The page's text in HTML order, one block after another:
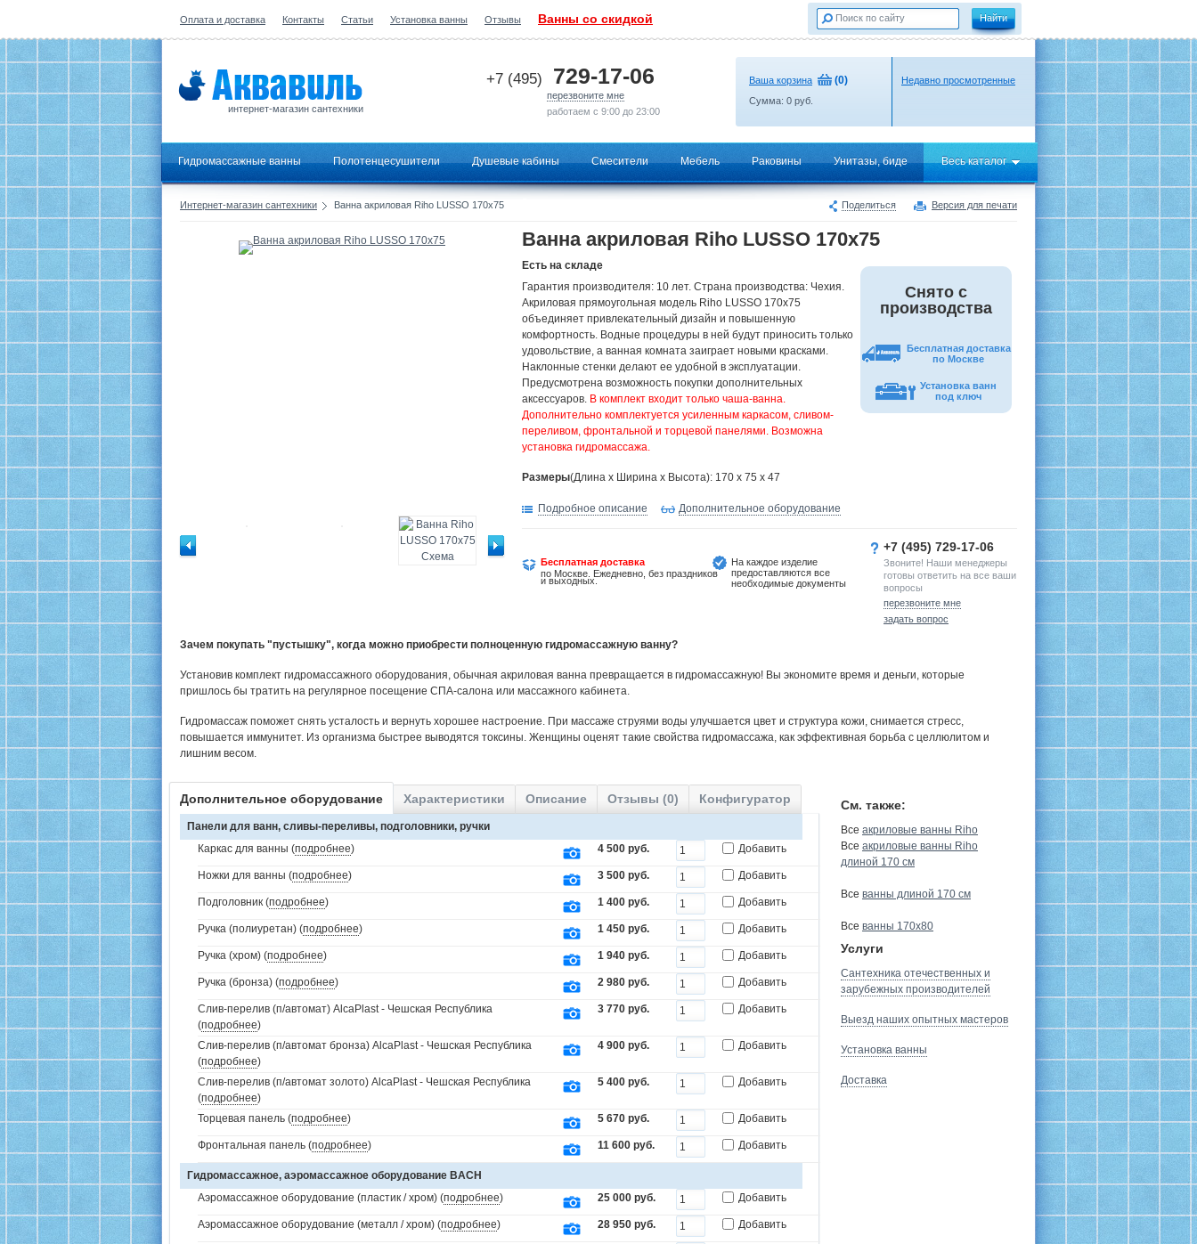
Оплата и доставка Контакты Статьи Установка ванны Отзывы Ванны со скидкой
интернет-магазин сантехники
+7 (495) 729-17-06
перезвоните мне
работаем с 9:00 до 23:00
Ваша корзина (0)
Сумма: 0 руб.
Недавно просмотренные
Гидромассажные ванны Полотенцесушители Душевые кабины Смесители Мебель Раковины Унитазы, биде Весь каталог
Поделиться Версия для печати
Интернет-магазин сантехники Ванна акриловая Riho LUSSO 170x75
Ванна акриловая Riho LUSSO 170x75
Есть на складе
Гарантия производителя: 10 лет. Страна производства: Чехия.
Акриловая прямоугольная модель Riho LUSSO 170x75
объединяет привлекательный дизайн и повышенную
комфортность. Водные процедуры в ней будут приносить только
удовольствие, а ванная комната заиграет новыми красками.
Наклонные стенки делают ее удобной в эксплуатации.
Предусмотрена возможность покупки дополнительных
аксессуаров. В комплект входит только чаша-ванна.
Дополнительно комплектуется усиленным каркасом, сливом-
переливом, фронтальной и торцевой панелями. Возможна
установка гидромассажа.
Размеры(Длина х Ширина х Высота): 170 x 75 x 47
Снято с
производства
Бесплатная доставка
по Москве
Установка ванн
под ключ
Подробное описание Дополнительное оборудование
Бесплатная доставка
по Москве. Ежедневно, без праздников
и выходных.
На каждое изделие
предоставляются все
необходимые документы
+7 (495) 729-17-06
Звоните! Наши менеджеры
готовы ответить на все ваши
вопросы
перезвоните мне
задать вопрос
Зачем покупать "пустышку", когда можно приобрести полноценную гидромассажную ванну?
Установив комплект гидромассажного оборудования, обычная акриловая ванна превращается в гидромассажную! Вы экономите время и деньги, которые
пришлось бы тратить на регулярное посещение СПА-салона или массажного кабинета.
Гидромассаж поможет снять усталость и вернуть хорошее настроение. При массаже струями воды улучшается цвет и структура кожи, снимается стресс,
повышается иммунитет. Из организма быстрее выводятся токсины. Женщины оценят такие свойства гидромассажа, как эффективная борьба с целлюлитом и
лишним весом.
Дополнительное оборудование Характеристики Описание Отзывы (0) Конфигуратор
Панели для ванн, сливы-переливы, подголовники, ручки
Каркас для ванны (подробнее) 4 500 руб. Добавить
Ножки для ванны (подробнее) 3 500 руб. Добавить
Подголовник (подробнее) 1 400 руб. Добавить
Ручка (полиуретан) (подробнее) 1 450 руб. Добавить
Ручка (хром) (подробнее) 1 940 руб. Добавить
Ручка (бронза) (подробнее) 2 980 руб. Добавить
Слив-перелив (п/автомат) AlcaPlast - Чешская Республика
(подробнее)
3 770 руб. Добавить
Слив-перелив (п/автомат бронза) AlcaPlast - Чешская Республика
(подробнее)
4 900 руб. Добавить
Слив-перелив (п/автомат золото) AlcaPlast - Чешская Республика
(подробнее)
5 400 руб. Добавить
Торцевая панель (подробнее) 5 670 руб. Добавить
Фронтальная панель (подробнее) 11 600 руб. Добавить
Гидромассажное, аэромассажное оборудование BACH
Аэромассажное оборудование (пластик / хром) (подробнее) 25 000 руб. Добавить
Аэромассажное оборудование (металл / хром) (подробнее) 28 950 руб. Добавить
См. также:
Все акриловые ванны Riho
Все акриловые ванны Riho
длиной 170 см
Все ванны длиной 170 см
Все ванны 170х80
Услуги
Сантехника отечественных и
зарубежных производителей
Выезд наших опытных мастеров
Установка ванны
Доставка